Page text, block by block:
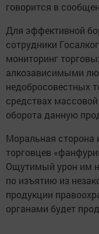
говорится в
Для эффективной
сотрудники
мониторинг
алкозависимыми
недобросовестных
средствах
оборота данную
Моральная
торговцев
Ощутимый урон им
по изъятию из
продукции
органами будет